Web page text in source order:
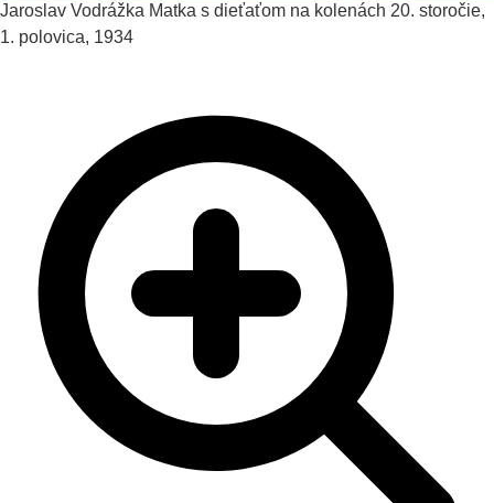
Jaroslav Vodrážka Matka s dieťaťom na kolenách 20. storočie,
1. polovica, 1934